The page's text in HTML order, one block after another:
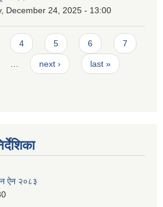
December 24, 2025 - 13:00
4 5 6 7
next › last »
ऐन २०८३